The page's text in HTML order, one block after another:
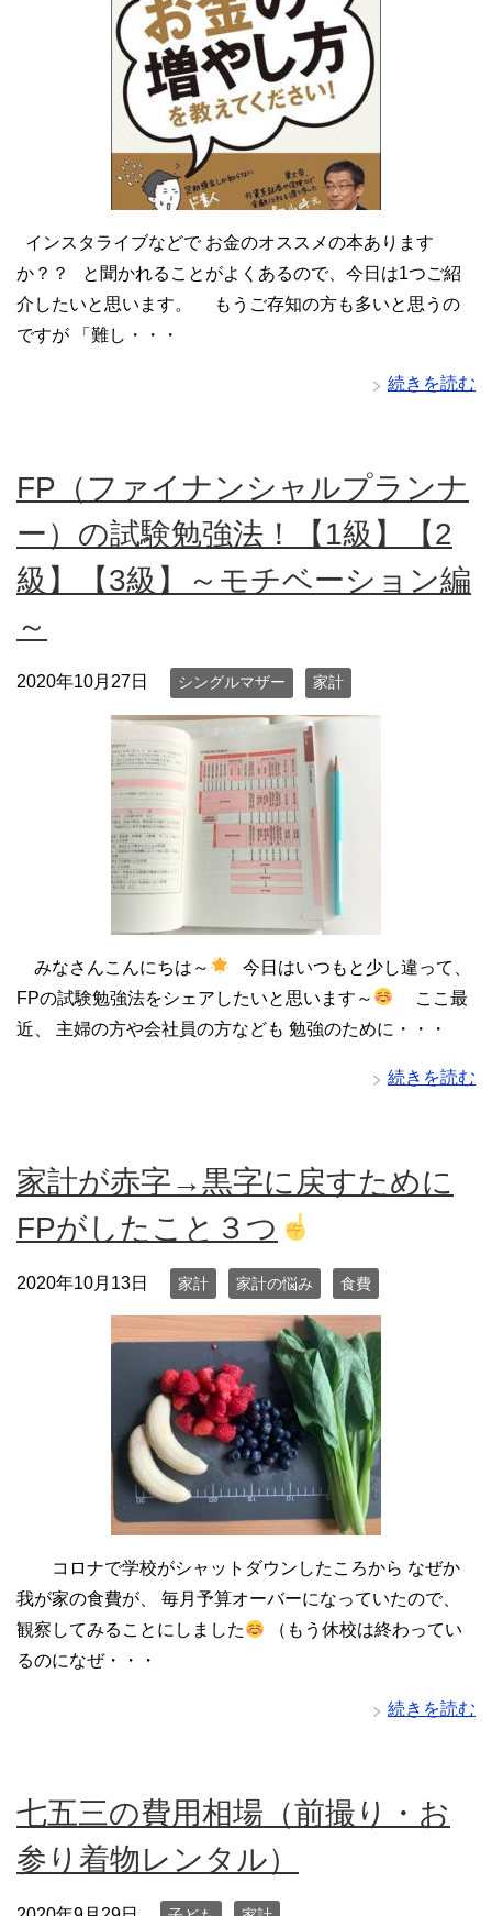
インスタライブなどで お金のオススメの本あります
か？？ と聞かれることがよくあるので、今日は1つご紹
介したいと思います。 もうご存知の方も多いと思うの
ですが 「難し・・・
続きを読む
FP（ファイナンシャルプランナ
ー）の試験勉強法！【1級】【2
級】【3級】～モチベーション編
～
2020年10月27日 シングルマザー 家計
みなさんこんにちは～
今日はいつもと少し違って、
FPの試験勉強法をシェアしたいと思います～
ここ最
近、 主婦の方や会社員の方なども 勉強のために・・・
続きを読む
家計が赤字→黒字に戻すために
FPがしたこと３つ
2020年10月13日 家計 家計の悩み 食費
コロナで学校がシャットダウンしたころから なぜか
我が家の食費が、 毎月予算オーバーになっていたので、
観察してみることにしました
（もう休校は終わってい
るのになぜ・・・
続きを読む
七五三の費用相場（前撮り・お
参り着物レンタル）